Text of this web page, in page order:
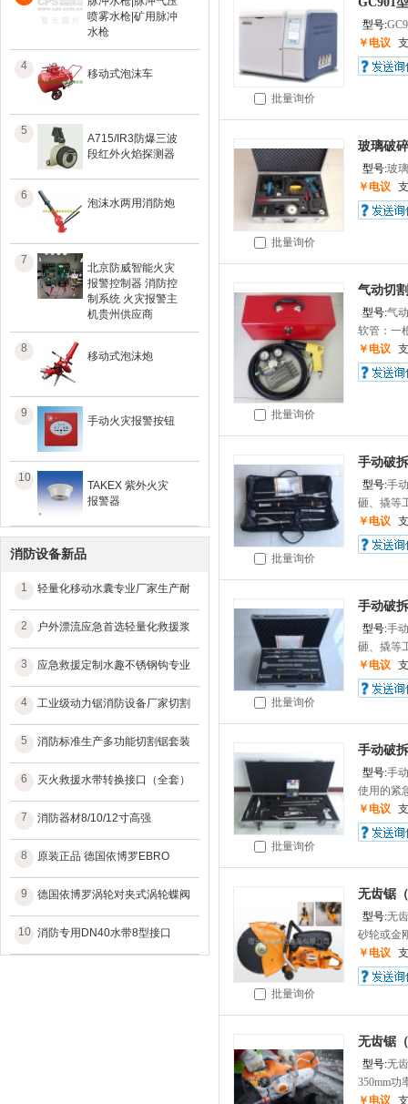
喷雾水枪|矿用脉冲
水枪
4
移动式泡沫车
5
A715/IR3防爆三波
段红外火焰探测器
6
泡沫水两用消防炮
7
北京防威智能火灾
报警控制器 消防控
制系统 火灾报警主
机贵州供应商
8
移动式泡沫炮
9
手动火灾报警按钮
10
TAKEX 紫外火灾
报警器
消防设备新品
1 轻量化移动水囊专业厂家生产耐
2 户外漂流应急首选轻量化救援浆
3 应急救援定制水趣不锈钢钩专业
4 工业级动力锯消防设备厂家切割
5 消防标准生产多功能切割锯套装
6 灭火救援水带转换接口（全套）
7 消防器材8/10/12寸高强
8 原装正品 德国依博罗EBRO
9 德国依博罗涡轮对夹式涡轮蝶阀
10 消防专用DN40水带8型接口
批量询价
型号:
￥电议
批量询价
玻璃破
型号:玻
￥电议
批量询价
气动切
型号:气
软管：一
￥电议
批量询价
手动破
型号:手
砸、撬等
￥电议
批量询价
手动破
型号:手
砸、撬等
￥电议
批量询价
手动破
型号:手
使用的紧
￥电议
批量询价
无齿锯
型号:无
砂轮或金
￥电议
无齿锯
型号:无
350mm功
￥电议